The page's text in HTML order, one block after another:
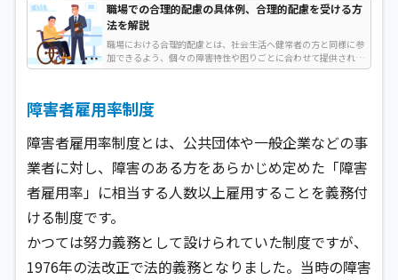
職場での合理的配慮の具体例、合理的配慮を受ける方
法を解説
職場における合理的配慮とは、社会生活へ健常者の方と同様に参
加できるよう、個々の障害特性や困りごとに合わせて提供される
配慮のことです。障害者本人が無理なく仕事をしていくために、
障害者雇用率制度
障害者雇用率制度とは、公共団体や一般企業などの事
業者に対し、障害のある方をあらかじめ定めた「障害
者雇用率」に相当する人数以上雇用することを義務付
ける制度です。
かつては努力義務として設けられていた制度ですが、
1976年の法改正で法的義務となりました。当時の障害